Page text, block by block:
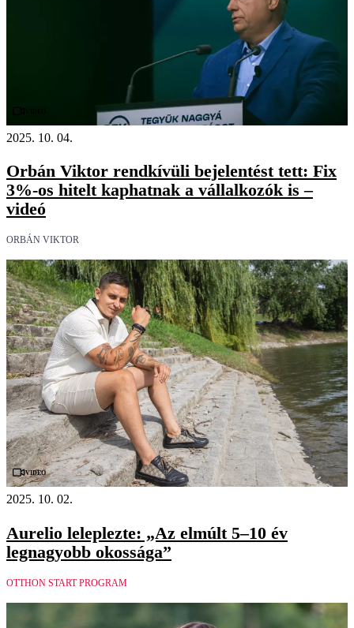
2025. 10. 04.
Orbán Viktor rendkívüli bejelentést tett: Fix
3%-os hitelt kaphatnak a vállalkozók is –
videó
ORBÁN VIKTOR
Videó
2025. 10. 02.
Aurelio leleplezte: „Az elmúlt 5–10 év
legnagyobb okossága”
OTTHON START PROGRAM